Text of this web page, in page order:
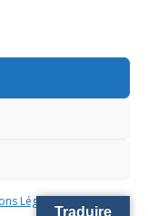
Légales
Traduire